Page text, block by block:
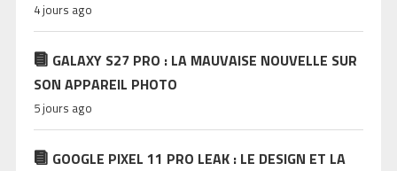
4 jours ago
GALAXY S27 PRO : LA MAUVAISE NOUVELLE SUR
SON APPAREIL PHOTO
5 jours ago
GOOGLE PIXEL 11 PRO LEAK : LE DESIGN ET LA